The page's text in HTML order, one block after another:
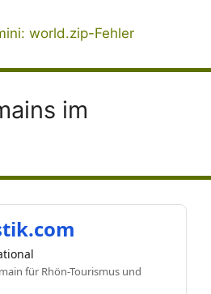
world.zip-Fehler
im
für Rhön-Tourismus und